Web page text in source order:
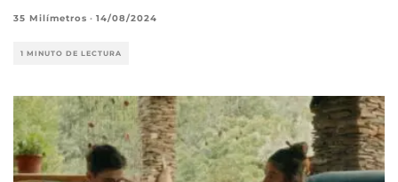
35 Milímetros · 14/08/2024
1 MINUTO DE LECTURA